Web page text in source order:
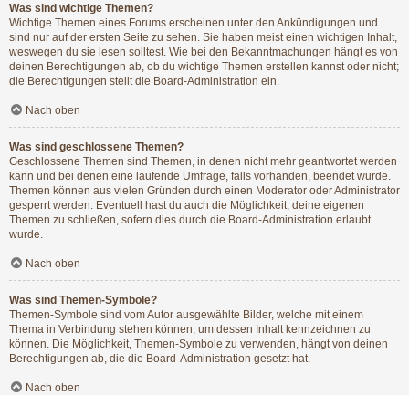
Was sind wichtige Themen?
Wichtige Themen eines Forums erscheinen unter den Ankündigungen und
sind nur auf der ersten Seite zu sehen. Sie haben meist einen wichtigen Inhalt,
weswegen du sie lesen solltest. Wie bei den Bekanntmachungen hängt es von
deinen Berechtigungen ab, ob du wichtige Themen erstellen kannst oder nicht;
die Berechtigungen stellt die Board-Administration ein.
Nach oben
Was sind geschlossene Themen?
Geschlossene Themen sind Themen, in denen nicht mehr geantwortet werden
kann und bei denen eine laufende Umfrage, falls vorhanden, beendet wurde.
Themen können aus vielen Gründen durch einen Moderator oder Administrator
gesperrt werden. Eventuell hast du auch die Möglichkeit, deine eigenen
Themen zu schließen, sofern dies durch die Board-Administration erlaubt
wurde.
Nach oben
Was sind Themen-Symbole?
Themen-Symbole sind vom Autor ausgewählte Bilder, welche mit einem
Thema in Verbindung stehen können, um dessen Inhalt kennzeichnen zu
können. Die Möglichkeit, Themen-Symbole zu verwenden, hängt von deinen
Berechtigungen ab, die die Board-Administration gesetzt hat.
Nach oben